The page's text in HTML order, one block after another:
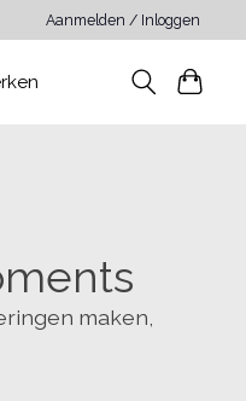
Aanmelden / Inloggen
maken,